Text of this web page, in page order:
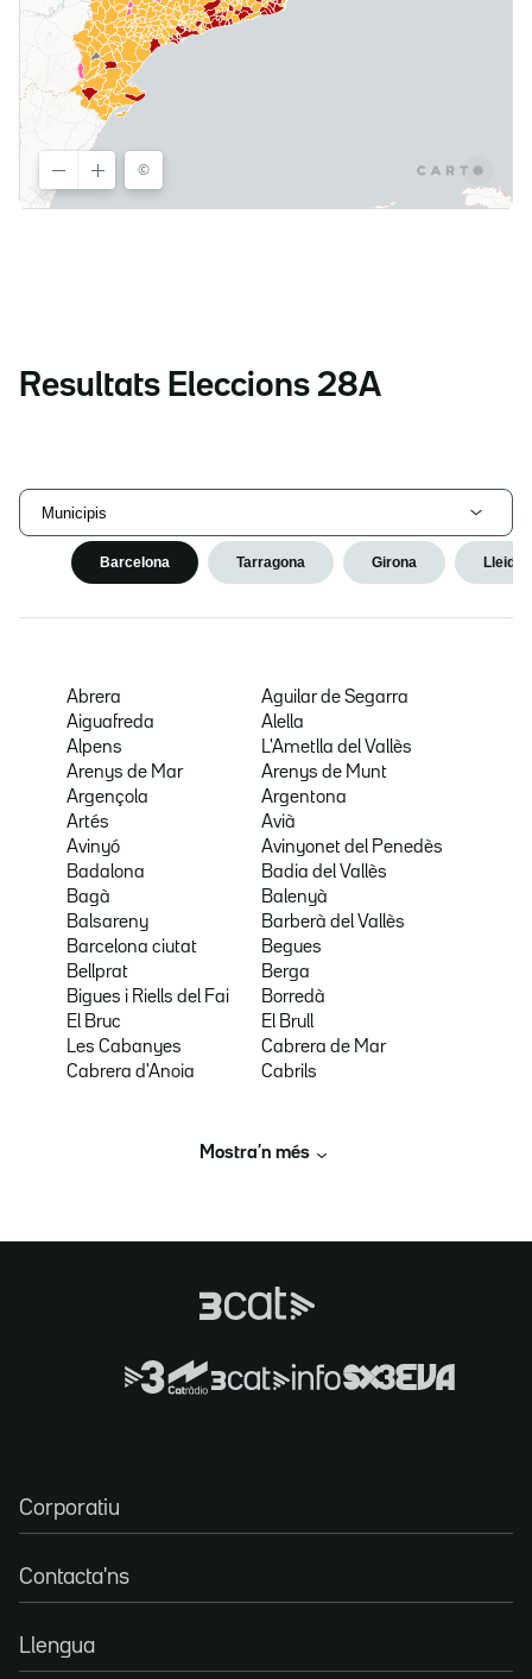
Resultats Eleccions 28A
Municipis
Barcelona Tarragona Girona Lleida
Abrera
Aguilar de Segarra
Aiguafreda
Alella
Alpens
L'Ametlla del Vallès
Arenys de Mar
Arenys de Munt
Argençola
Argentona
Artés
Avià
Avinyó
Avinyonet del Penedès
Badalona
Badia del Vallès
Bagà
Balenyà
Balsareny
Barberà del Vallès
Barcelona ciutat
Begues
Bellprat
Berga
Bigues i Riells del Fai
Borredà
El Bruc
El Brull
Les Cabanyes
Cabrera de Mar
Cabrera d'Anoia
Cabrils
Mostra’n més
Corporatiu
Contacta'ns
Llengua